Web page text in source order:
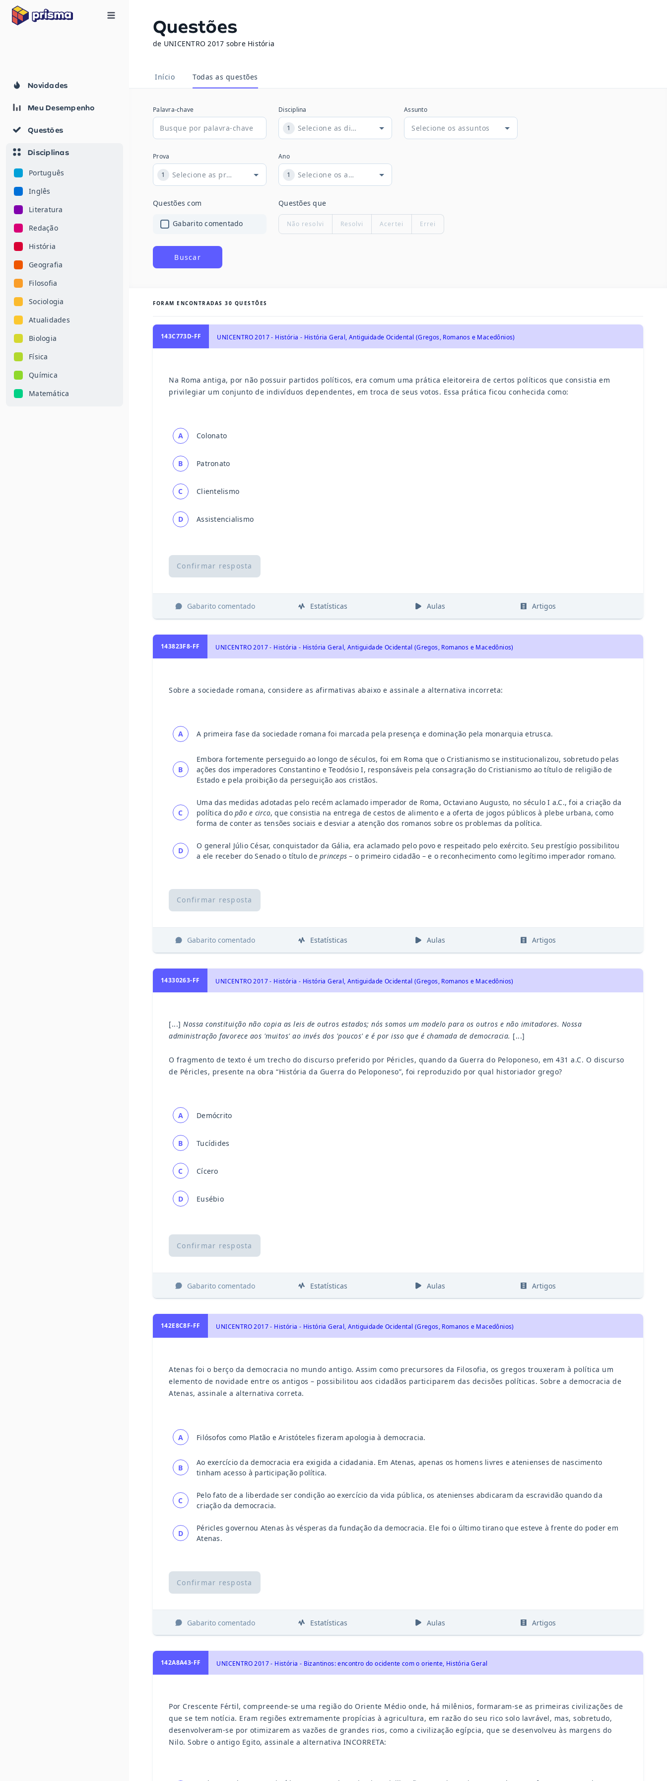
Novidades
Meu Desempenho
Questões
Disciplinas
Português
Inglês
Literatura
Redação
História
Geografia
Filosofia
Sociologia
Atualidades
Biologia
Física
Química
Matemática
Questões
de UNICENTRO 2017 sobre História
Início Todas as questões
Palavra-chave Disciplina
1
Assunto
Prova
1
Ano
1
Questões com
Gabarito comentado
Questões que
Não resolvi Resolvi Acertei Errei
Buscar
FORAM ENCONTRADAS 30 QUESTÕES
143C773D-FF UNICENTRO 2017 - História - História Geral, Antiguidade Ocidental (Gregos, Romanos e Macedônios)
Na Roma antiga, por não possuir partidos políticos, era comum uma prática eleitoreira de certos políticos que consistia em
privilegiar um conjunto de indivíduos dependentes, em troca de seus votos. Essa prática ficou conhecida como:
A Colonato
B Patronato
C Clientelismo
D Assistencialismo
Confirmar resposta
Gabarito comentado Estatísticas Aulas Artigos
143823F8-FF UNICENTRO 2017 - História - História Geral, Antiguidade Ocidental (Gregos, Romanos e Macedônios)
Sobre a sociedade romana, considere as afirmativas abaixo e assinale a alternativa incorreta:
A A primeira fase da sociedade romana foi marcada pela presença e dominação pela monarquia etrusca.
B
Embora fortemente perseguido ao longo de séculos, foi em Roma que o Cristianismo se institucionalizou, sobretudo pelas
ações dos imperadores Constantino e Teodósio I, responsáveis pela consagração do Cristianismo ao título de religião de
Estado e pela proibição da perseguição aos cristãos.
C
Uma das medidas adotadas pelo recém aclamado imperador de Roma, Octaviano Augusto, no século I a.C., foi a criação da
política do pão e circo, que consistia na entrega de cestos de alimento e a oferta de jogos públicos à plebe urbana, como
forma de conter as tensões sociais e desviar a atenção dos romanos sobre os problemas da política.
D
O general Júlio César, conquistador da Gália, era aclamado pelo povo e respeitado pelo exército. Seu prestígio possibilitou
a ele receber do Senado o título de princeps – o primeiro cidadão – e o reconhecimento como legítimo imperador romano.
Confirmar resposta
Gabarito comentado Estatísticas Aulas Artigos
14330263-FF UNICENTRO 2017 - História - História Geral, Antiguidade Ocidental (Gregos, Romanos e Macedônios)
[...] Nossa constituição não copia as leis de outros estados; nós somos um modelo para os outros e não imitadores. Nossa
administração favorece aos 'muitos' ao invés dos 'poucos' e é por isso que é chamada de democracia. [...]
O fragmento de texto é um trecho do discurso preferido por Péricles, quando da Guerra do Peloponeso, em 431 a.C. O discurso
de Péricles, presente na obra “História da Guerra do Peloponeso”, foi reproduzido por qual historiador grego?
A Demócrito
B Tucídides
C Cícero
D Eusébio
Confirmar resposta
Gabarito comentado Estatísticas Aulas Artigos
142E8C8F-FF UNICENTRO 2017 - História - História Geral, Antiguidade Ocidental (Gregos, Romanos e Macedônios)
Atenas foi o berço da democracia no mundo antigo. Assim como precursores da Filosofia, os gregos trouxeram à política um
elemento de novidade entre os antigos – possibilitou aos cidadãos participarem das decisões políticas. Sobre a democracia de
Atenas, assinale a alternativa correta.
A Filósofos como Platão e Aristóteles fizeram apologia à democracia.
B
Ao exercício da democracia era exigida a cidadania. Em Atenas, apenas os homens livres e atenienses de nascimento
tinham acesso à participação política.
C
Pelo fato de a liberdade ser condição ao exercício da vida pública, os atenienses abdicaram da escravidão quando da
criação da democracia.
D
Péricles governou Atenas às vésperas da fundação da democracia. Ele foi o último tirano que esteve à frente do poder em
Atenas.
Confirmar resposta
Gabarito comentado Estatísticas Aulas Artigos
142A8A43-FF UNICENTRO 2017 - História - Bizantinos: encontro do ocidente com o oriente, História Geral
Por Crescente Fértil, compreende-se uma região do Oriente Médio onde, há milênios, formaram-se as primeiras civilizações de
que se tem notícia. Eram regiões extremamente propícias à agricultura, em razão do seu rico solo lavrável, mas, sobretudo,
desenvolveram-se por otimizarem as vazões de grandes rios, como a civilização egípcia, que se desenvolveu às margens do
Nilo. Sobre o antigo Egito, assinale a alternativa INCORRETA: